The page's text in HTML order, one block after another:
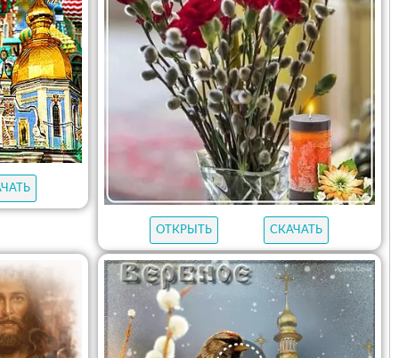
ОТКРЫТЬ СКАЧАТЬ